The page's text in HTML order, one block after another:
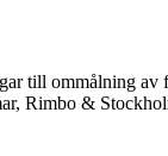
till ommålning av
Rimbo &